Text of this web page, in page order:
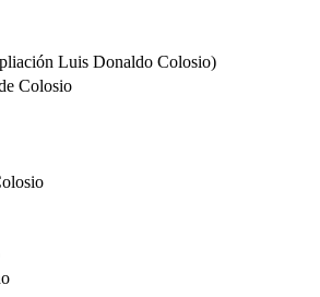
Luis Donaldo Colosio)
Colosio